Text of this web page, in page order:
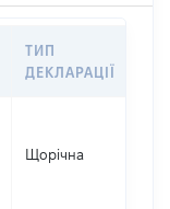
ТИП
ДЕКЛАРАЦІЇ
Щорічна